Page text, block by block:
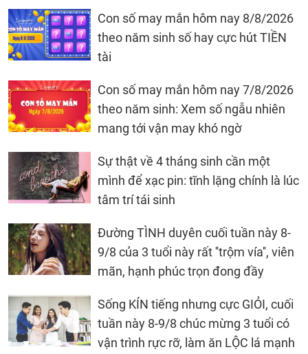
Con số may mắn hôm nay 8/8/2026
theo năm sinh số hay cực hút TIỀN
tài
Con số may mắn hôm nay 7/8/2026
theo năm sinh: Xem số ngẫu nhiên
mang tới vận may khó ngờ
Sự thật về 4 tháng sinh cần một
mình để xạc pin: tĩnh lặng chính là lúc
tâm trí tái sinh
Đường TÌNH duyên cuối tuần này 8-
9/8 của 3 tuổi này rất ''trộm vía'', viên
mãn, hạnh phúc trọn đong đầy
Sống KÍN tiếng nhưng cực GIỎI, cuối
tuần này 8-9/8 chúc mừng 3 tuổi có
vận trình rực rỡ, làm ăn LỘC lá mạnh